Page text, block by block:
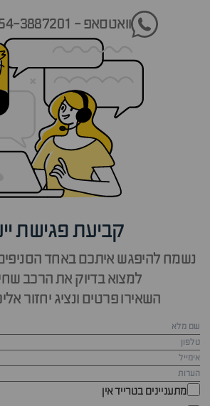
וואטסאפ - 054-3887201
קביעת פגישת
נשמח להיפגש איתכם באחד
למצוא בדיוק את הרכב
השאירו פרטים ונציג יחזור
מתעניינים בטרייד אין